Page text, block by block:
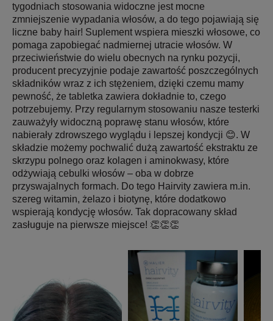
tygodniach stosowania widoczne jest mocne
zmniejszenie wypadania włosów, a do tego pojawiają się
liczne baby hair! Suplement wspiera mieszki włosowe, co
pomaga zapobiegać nadmiernej utracie włosów. W
przeciwieństwie do wielu obecnych na rynku pozycji,
producent precyzyjnie podaje zawartość poszczególnych
składników wraz z ich stężeniem, dzięki czemu mamy
pewność, że tabletka zawiera dokładnie to, czego
potrzebujemy. Przy regularnym stosowaniu nasze testerki
zauważyły widoczną poprawę stanu włosów, które
nabierały zdrowszego wyglądu i lepszej kondycji 😊. W
składzie możemy pochwalić dużą zawartość ekstraktu ze
skrzypu polnego oraz kolagen i aminokwasy, które
odżywiają cebulki włosów – oba w dobrze
przyswajalnych formach. Do tego Hairvity zawiera m.in.
szereg witamin, żelazo i biotynę, które dodatkowo
wspierają kondycję włosów. Tak dopracowany skład
zasługuje na pierwsze miejsce! 👏👏👏